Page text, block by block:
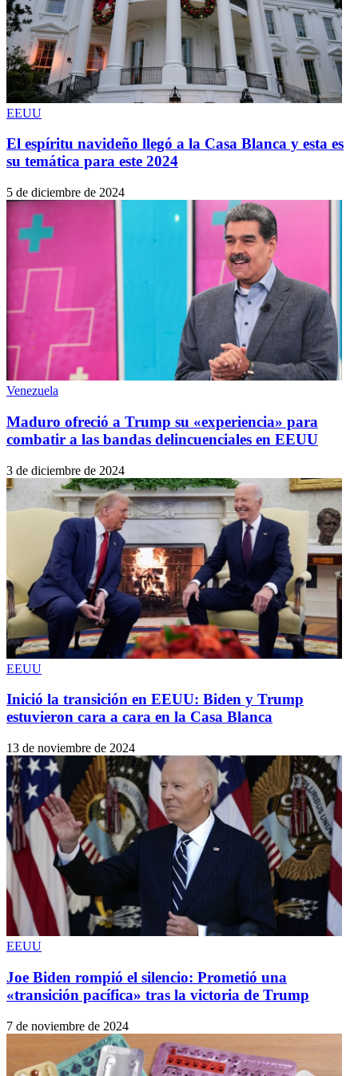
EEUU
El espíritu navideño llegó a la Casa Blanca y esta es
su temática para este 2024
5 de diciembre de 2024
Venezuela
Maduro ofreció a Trump su «experiencia» para
combatir a las bandas delincuenciales en EEUU
3 de diciembre de 2024
EEUU
Inició la transición en EEUU: Biden y Trump
estuvieron cara a cara en la Casa Blanca
13 de noviembre de 2024
EEUU
Joe Biden rompió el silencio: Prometió una
«transición pacífica» tras la victoria de Trump
7 de noviembre de 2024